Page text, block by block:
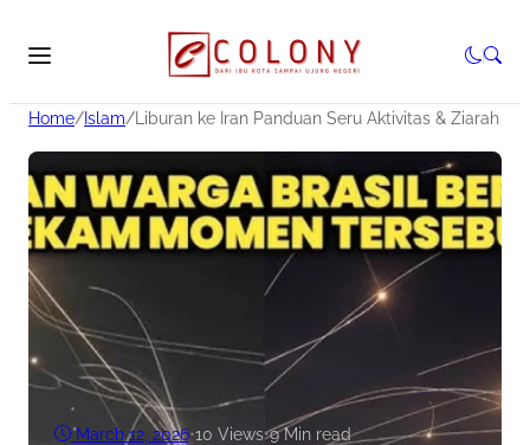
Home/Islam/ Liburan ke Iran Panduan Seru Aktivitas & Ziarah
March 12, 2026•10 Views•9 Min read